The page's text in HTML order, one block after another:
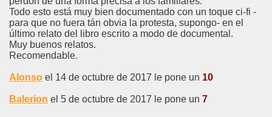
Todo esto está muy bien documentado con un toque ci-fi -
para que no fuera tán obvia la protesta, supongo- en el
último relato del libro escrito a modo de documental.
Muy buenos relatos.
Recomendable.
Alonso el 14 de octubre de 2017 le pone un 10
Balerion el 5 de octubre de 2017 le pone un 7